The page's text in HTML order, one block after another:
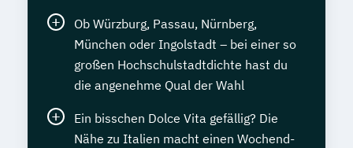
Ob Würzburg, Passau, Nürnberg,
München oder Ingolstadt – bei einer so
großen Hochschulstadtdichte hast du
die angenehme Qual der Wahl
Ein bisschen Dolce Vita gefällig? Die
Nähe zu Italien macht einen Wochend-